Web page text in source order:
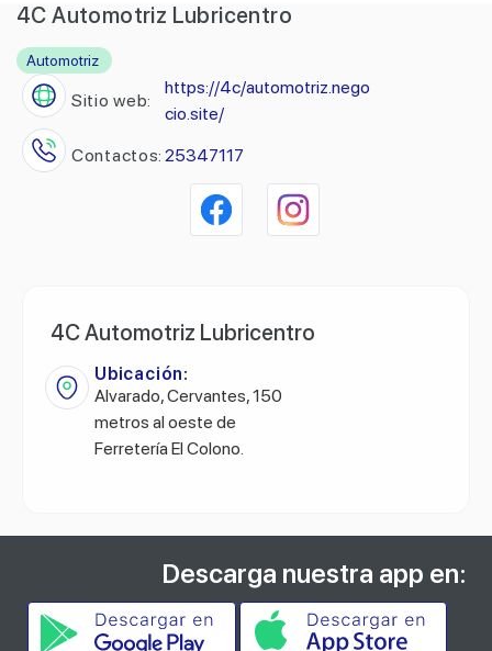
4C Automotriz Lubricentro
Automotriz
Sitio web:
https://4c/automotriz.nego
cio.site/
Contactos: 25347117
4C Automotriz Lubricentro
Ubicación:
Alvarado, Cervantes, 150
metros al oeste de
Ferretería El Colono.
Descarga nuestra app en: